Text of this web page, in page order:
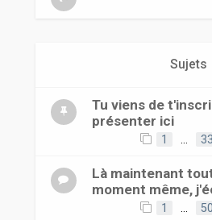
Sujets
Tu viens de
présenter ici
1
Là maintenant
moment même,
1